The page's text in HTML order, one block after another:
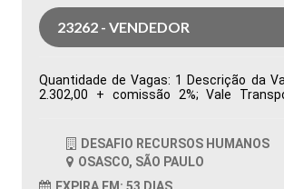
23262 - VENDEDOR
Quantidade de Vagas: 1 Descrição da
2.302,00 + comissão 2%; Vale
contratação: CLT Cidade: Osasco, SP,
Atuação: Vendas Período:
Características Comportamentais:
DESAFIO RECURSOS HUMANOS
OSASCO, SÃO PAULO
EXPIRA EM: 53 DIAS